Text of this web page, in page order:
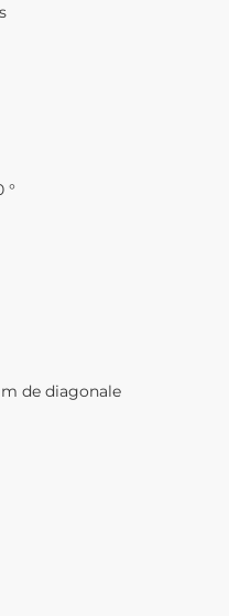
°
de diagonale